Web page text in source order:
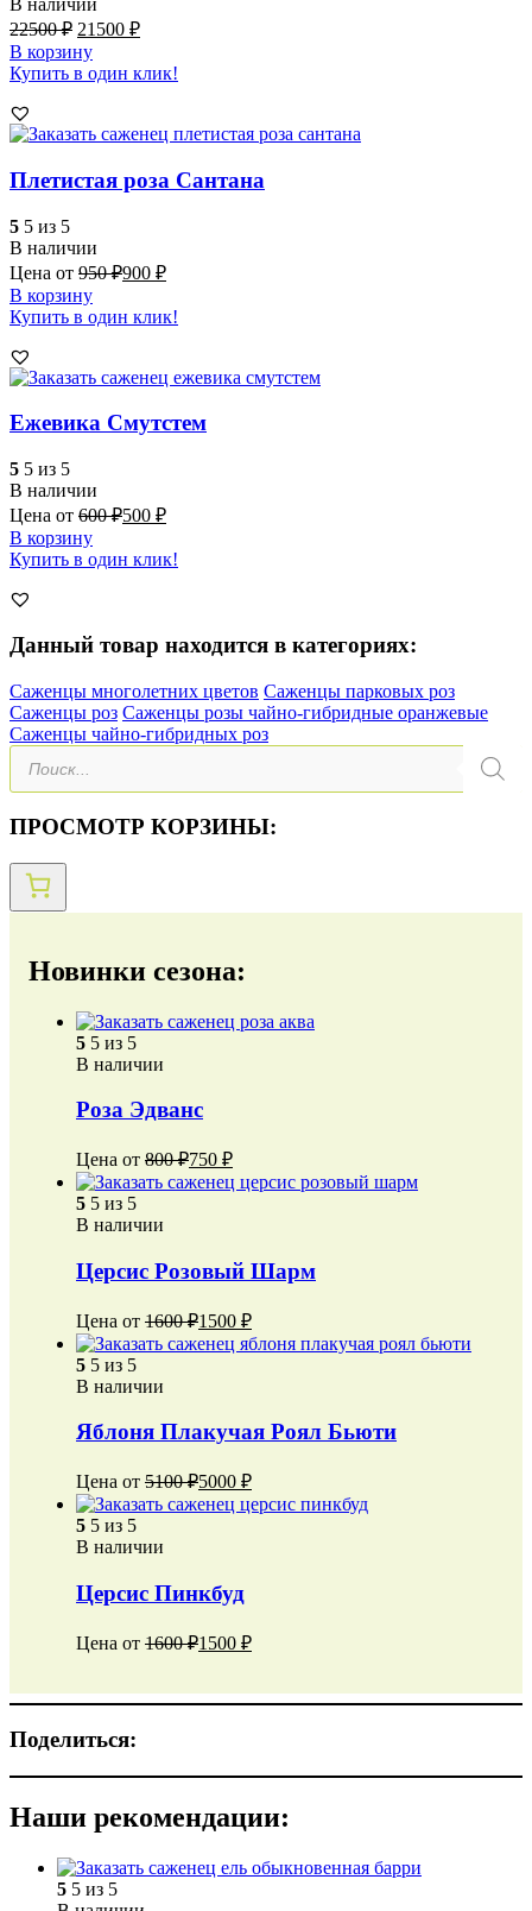
В наличии
22500₽ 21500 ₽
В корзину
Купить в один клик!
Плетистая роза Сантана
5 5 из 5
В наличии
Цена от 950₽900 ₽
В корзину
Купить в один клик!
Ежевика Смутстем
5 5 из 5
В наличии
Цена от 600₽500 ₽
В корзину
Купить в один клик!
Данный товар находится в категориях:
Саженцы многолетних цветов Саженцы парковых роз
Саженцы роз Саженцы розы чайно-гибридные оранжевые
Саженцы чайно-гибридных роз
Поиск
товаров
ПРОСМОТР КОРЗИНЫ:
Новинки сезона:
5 5 из 5
В наличии
Роза Эдванс
Цена от 800₽750 ₽
5 5 из 5
В наличии
Церсис Розовый Шарм
Цена от 1600₽1500 ₽
5 5 из 5
В наличии
Яблоня Плакучая Роял Бьюти
Цена от 5100₽5000 ₽
5 5 из 5
В наличии
Церсис Пинкбуд
Цена от 1600₽1500 ₽
Поделиться:
Наши рекомендации:
5 5 из 5